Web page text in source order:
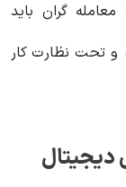
گران باید
و تحت نظارت کار
دیجیتال